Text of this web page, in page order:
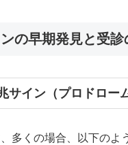
の早期発見と受診
サイン（プロドロー
多くの場合、以下のよ